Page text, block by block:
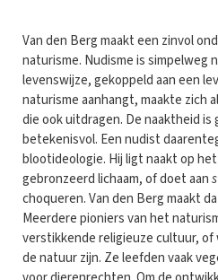
Van den Berg maakt een zinvol
naturisme. Nudisme is simpelweg
levenswijze, gekoppeld aan een
naturisme aanhangt, maakte zich
die ook uitdragen. De naaktheid is
betekenisvol. Een nudist
blootideologie. Hij ligt naakt op
gebronzeerd lichaam, of doet aan
choqueren. Van den Berg maakt
Meerdere pioniers van het
verstikkende religieuze cultuur, of
de natuur zijn. Ze leefden vaak